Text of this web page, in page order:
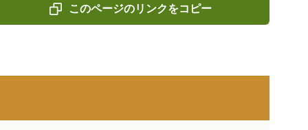
このページのリンクをコピー